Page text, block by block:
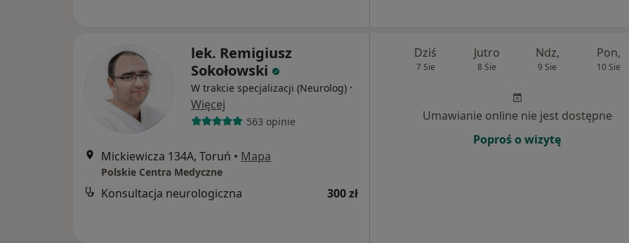
lek. Remigiusz
Sokołowski
W trakcie specjalizacji (Neurolog) ·
Więcej
563 opinie
Mickiewicza 134A, Toruń • Mapa
Polskie Centra Medyczne
Konsultacja neurologiczna 300 zł
Dziś
7 Sie
Jutro
8 Sie
Ndz,
9 Sie
Pon,
10 Sie
Umawianie online nie jest dostępne
Poproś o wizytę